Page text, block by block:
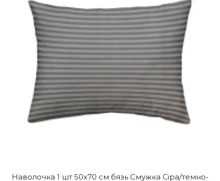
Наволочка 1 шт 50x70 см бязь Смужка Сіра/темно-